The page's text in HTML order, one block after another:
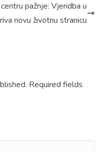
pažnje: Vjeridba u
novu životnu stranicu
Required fields